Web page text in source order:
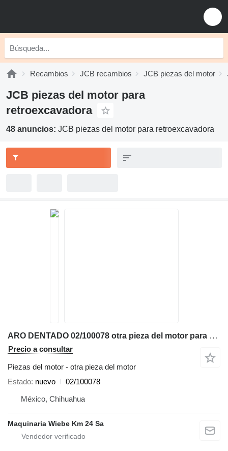
Recambios JCB recambios JCB piezas del motor
JCB piezas del motor para
retroexcavadora
48 anuncios: JCB piezas del motor para retroexcavadora
ARO DENTADO 02/100078 otra pieza del motor para JCB 2CX 3CX 4CX 5CX 930-4WD 411B TM300 retroexcavadora
Precio a consultar
Piezas del motor - otra pieza del motor
Estado nuevo
02/100078
México, Chihuahua
Maquinaria Wiebe Km 24 Sa